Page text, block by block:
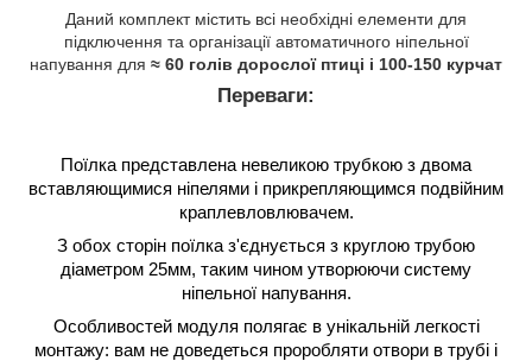
Даний комплект містить всі необхідні елементи для
підключення та організації автоматичного ніпельної
напування для ≈ 60 голів дорослої птиці і 100-150 курчат
Переваги:
Поїлка представлена невеликою трубкою з двома
вставляющимися ніпелями і прикрепляющимся подвійним
краплевловлювачем.
З обох сторін поїлка з'єднується з круглою трубою
діаметром 25мм, таким чином утворюючи систему
ніпельної напування.
Особливостей модуля полягає в унікальній легкості
монтажу: вам не доведеться проробляти отвори в трубі і